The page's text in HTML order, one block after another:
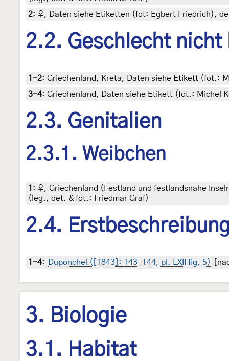
2: ♀, Daten siehe Etiketten (fot: Egbert Friedrich),
2.2. Geschlecht nicht
1-2: Griechenland, Kreta, Daten siehe Etikett (fot.:
3-4: Griechenland, Daten siehe Etikett (fot.: Michel
2.3. Genitalien
2.3.1. Weibchen
1 : ♀, Griechenland (Festland und festlandsnahe
(leg., det. & fot.: Friedmar Graf)
2.4.
1-4: Duponchel ([1843]: 143-144, pl. LXII fig. 5)
3. Biologie
3.1. Habitat